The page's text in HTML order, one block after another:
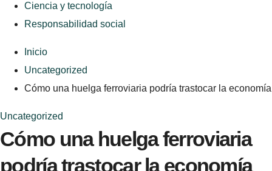
Ciencia y tecnología
Responsabilidad social
Inicio
Uncategorized
Cómo una huelga ferroviaria podría trastocar la economía
Uncategorized
Cómo una huelga ferroviaria
podría trastocar la economía